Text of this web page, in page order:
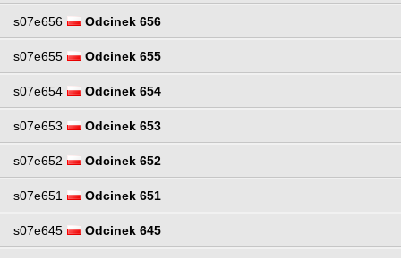
s07e656 Odcinek 656
s07e655 Odcinek 655
s07e654 Odcinek 654
s07e653 Odcinek 653
s07e652 Odcinek 652
s07e651 Odcinek 651
s07e645 Odcinek 645